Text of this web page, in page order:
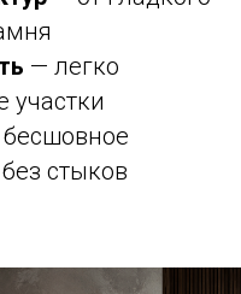
— легко
участки
стыков